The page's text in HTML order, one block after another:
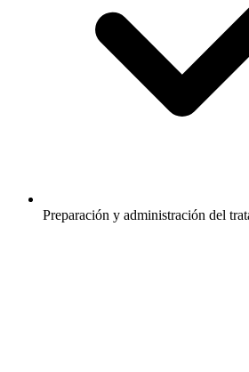
Preparación y administración del